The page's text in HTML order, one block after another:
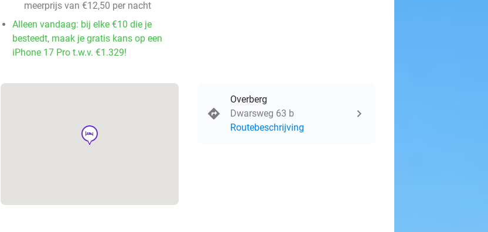
meerprijs van €12,50 per nacht
Alleen vandaag: bij elke €10 die je
besteedt, maak je gratis kans op een
iPhone 17 Pro t.w.v. €1.329!
hotel
Overberg
Dwarsweg 63 b
Routebeschrijving